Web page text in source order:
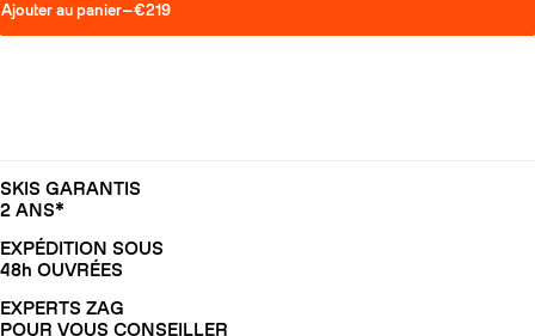
Ajouter au panier—€219
SKIS GARANTIS
2 ANS*
EXPÉDITION SOUS
48h OUVRÉES
EXPERTS ZAG
POUR VOUS CONSEILLER